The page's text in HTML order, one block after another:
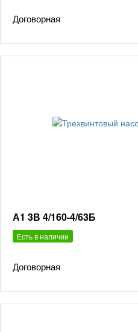
Договорная
А1 3В 4/160-4/63Б
Есть в наличии
Договорная